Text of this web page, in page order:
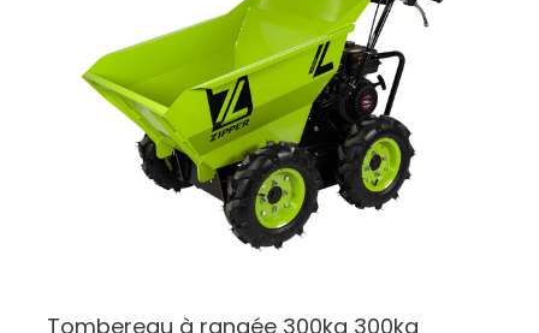
Tombereau à rangée 300kg 300kg